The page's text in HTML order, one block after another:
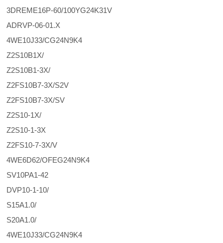
3DREME16P-60/100YG24K31V
ADRVP-06-01.X
4WE10J33/CG24N9K4
Z2S10B1X/
Z2S10B1-3X/
Z2FS10B7-3X/S2V
Z2FS10B7-3X/SV
Z2S10-1X/
Z2S10-1-3X
Z2FS10-7-3X/V
4WE6D62/OFEG24N9K4
SV10PA1-42
DVP10-1-10/
S15A1.0/
S20A1.0/
4WE10J33/CG24N9K4